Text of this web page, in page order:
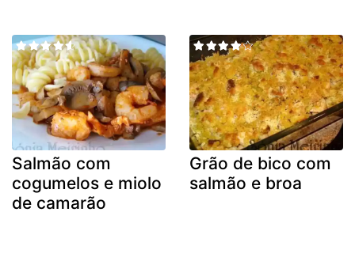
Salmão com
cogumelos e miolo
de camarão
Grão de bico com
salmão e broa